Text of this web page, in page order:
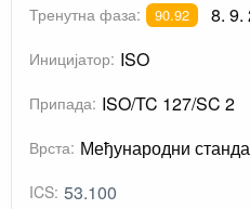
Тренутна фаза: 90.92 8. 9.
Иницијатор: ISO
Припада: ISO/TC 127/SC 2
Врста: Међународни
ICS: 53.100